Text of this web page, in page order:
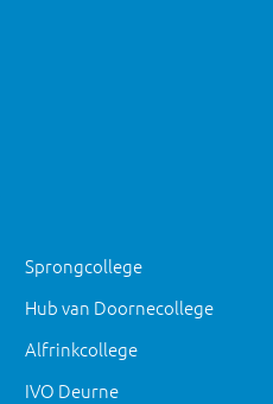
Sprongcollege
Hub van Doornecollege
Alfrinkcollege
IVO Deurne